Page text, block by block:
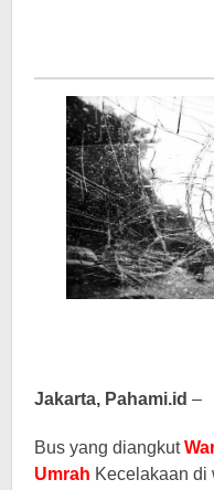
Jakarta, Pahami.id –
Bus yang diangkut
Umrah Kecelakaan di